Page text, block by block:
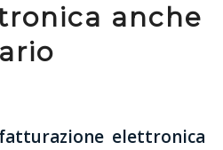
anche
elettronica